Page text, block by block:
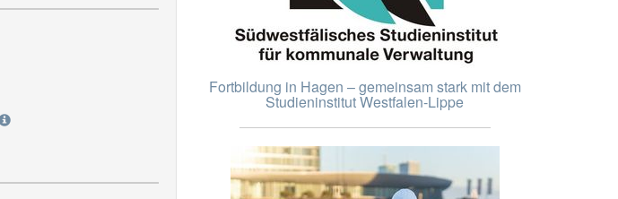
Fortbildung in Hagen – gemeinsam stark mit dem
Studieninstitut Westfalen-Lippe